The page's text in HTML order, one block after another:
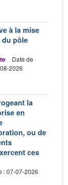
à la mise
du pôle
Date de
2026
la
en
ou de
ces
: 07-07-2026